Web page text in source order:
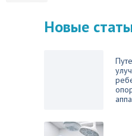
Новые